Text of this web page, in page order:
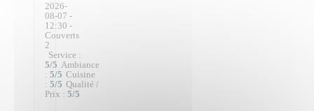
2026-
08-07 -
12:30 -
Couverts
2
Service :
5/5 Ambiance
: 5/5 Cuisine
: 5/5 Qualité /
Prix : 5/5